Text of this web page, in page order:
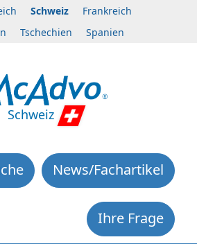
Schweiz
Frankreich
Tschechien Spanien
Schweiz
News/Fachartikel
Ihre Frage